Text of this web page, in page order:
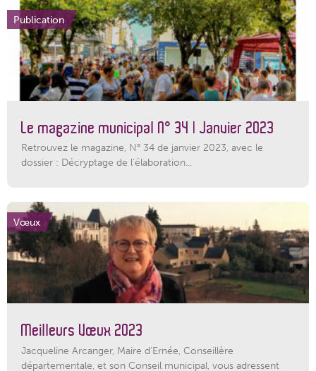
Publication
Le magazine municipal N° 34 | Janvier 2023
Retrouvez le magazine, N° 34 de janvier 2023, avec le
dossier : Décryptage de l’élaboration...
Vœux
Meilleurs Vœux 2023
Jacqueline Arcanger, Maire d'Ernée, Conseillère
départementale, et son Conseil municipal, vous adressent